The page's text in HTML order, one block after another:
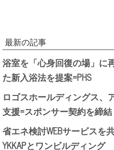
最新の記事
浴室を「心身回復の場」に
た新入浴法を提案=PHS
ロゴスホールディングス、
支援=スポンサー契約を締結
省エネ検討WEBサービスを
YKKAPとワンビルディング